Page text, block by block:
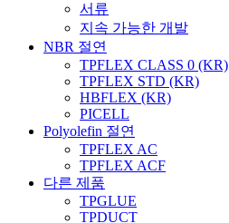
서류
지속 가능한 개발
NBR 절연
TPFLEX CLASS 0 (KR)
TPFLEX STD (KR)
HBFLEX (KR)
PICELL
Polyolefin 절연
TPFLEX AC
TPFLEX ACF
다른 제품
TPGLUE
TPDUCT